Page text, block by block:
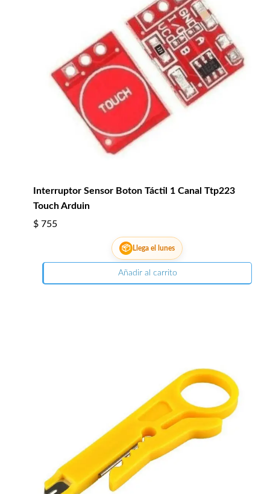
Interruptor Sensor Boton Táctil 1 Canal Ttp223
Touch Arduin
$ 755
📦 Llega el lunes
Añadir al carrito